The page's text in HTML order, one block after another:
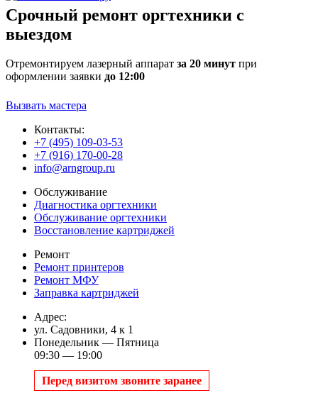
Срочный ремонт оргтехники с
выездом
Отремонтируем лазерный аппарат за 20 минут при
оформлении заявки до 12:00
Вызвать мастера
Контакты:
+7 (495) 109-03-53
+7 (916) 170-00-28
info@arngroup.ru
Обслуживание
Диагностика оргтехники
Обслуживание оргтехники
Восстановление картриджей
Ремонт
Ремонт принтеров
Ремонт МФУ
Заправка картриджей
Адрес:
ул. Садовники, 4 к 1
Понедельник — Пятница
09:30 — 19:00
Перед визитом звоните заранее